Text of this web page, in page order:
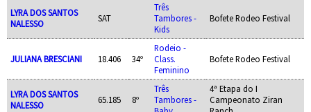
LYRA DOS SANTOS
NALESSO
SAT
Três
Tambores -
Kids
Bofete Rodeo Festival
JULIANA BRESCIANI 18.406 34º
Rodeio -
Class.
Feminino
Bofete Rodeo Festival
LYRA DOS SANTOS
NALESSO
65.185 8º
Três
Tambores -
4ª Etapa do I
Campeonato Ziran